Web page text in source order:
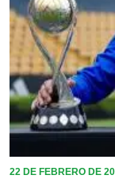
22 DE FEBRERO DE